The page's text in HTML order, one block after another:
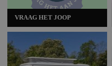
VRAAG HET JOOP